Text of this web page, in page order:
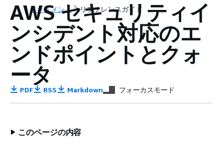
ドキュメント リファレンスガイド
AWS セキュリティイ
ンシデント対応のエ
ンドポイントとクォ
ータ
PDF RSS Markdown フォーカスモード
このページの内容